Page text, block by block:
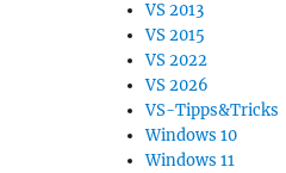
VS 2013
VS 2015
VS 2022
VS 2026
VS-Tipps&Tricks
Windows 10
Windows 11